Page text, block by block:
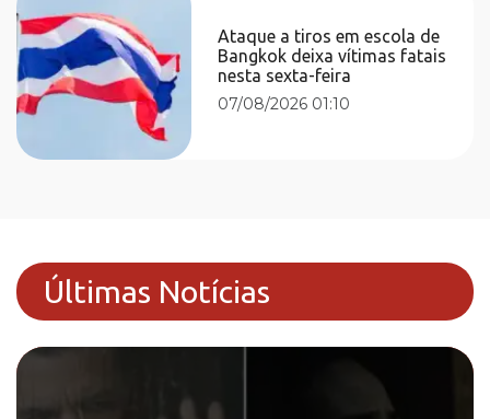
Ataque a tiros em escola de
Bangkok deixa vítimas fatais
nesta sexta-feira
07/08/2026 01:10
Últimas Notícias